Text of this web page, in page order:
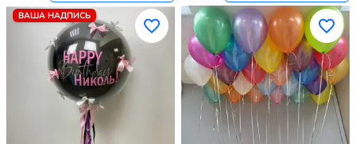
ВАША НАДПИСЬ